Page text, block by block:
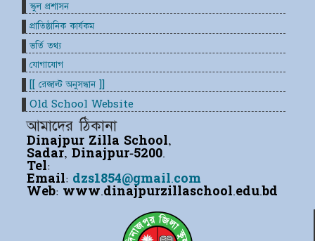
আমাদের ঠিকানা
Dinajpur Zilla School,
Sadar, Dinajpur-5200.
Tel:
Email: dzs1854@gmail.com
Web: www.dinajpurzillaschool.edu.bd
স্কুল প্রশাসন
প্রাতিষ্ঠানিক কার্যকম
ভর্তি তথ্য
যোগাযোগ
[[ রেজাল্ট অনুসন্ধান ]]
Old School Website